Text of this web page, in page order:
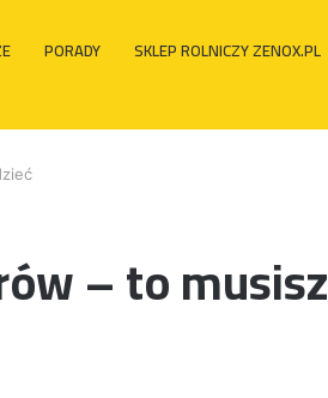
PORADY SKLEP ROLNICZY ZENOX.PL
– to musisz